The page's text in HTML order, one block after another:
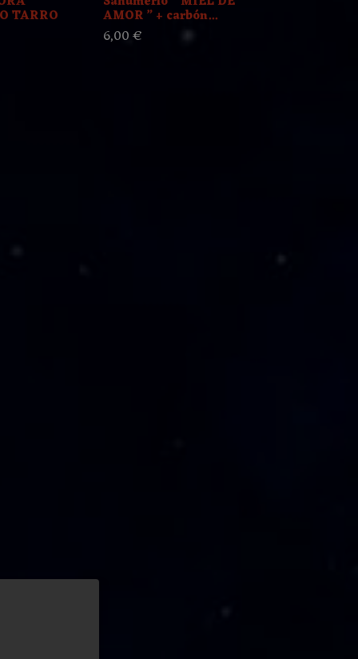
TARRO AMOR ” + carbón...
6,00 €